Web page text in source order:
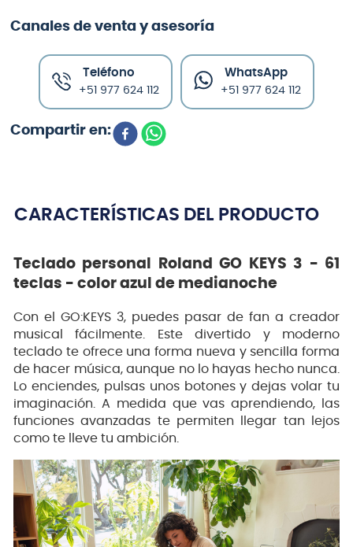
Canales de venta y asesoría
Teléfono
+51 977 624 112
WhatsApp
+51 977 624 112
CARACTERÍSTICAS DEL PRODUCTO
Teclado personal Roland GO KEYS 3 - 61
teclas - color azul de medianoche
Con el GO:KEYS 3, puedes pasar de fan a creador
musical fácilmente. Este divertido y moderno
teclado te ofrece una forma nueva y sencilla forma
de hacer música, aunque no lo hayas hecho nunca.
Lo enciendes, pulsas unos botones y dejas volar tu
imaginación. A medida que vas aprendiendo, las
funciones avanzadas te permiten llegar tan lejos
como te lleve tu ambición.